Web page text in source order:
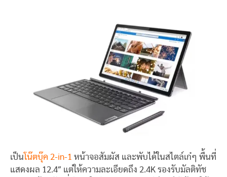
เป็นโน๊ตบุ๊ค 2-in-1 หน้าจอสัมผัส และพับได้ในสไตล์เก๋ๆ พื้นที่
แสดงผล 12.4″ แต่ให้ความละเอียดถึง 2.4K รองรับมัลติทัช